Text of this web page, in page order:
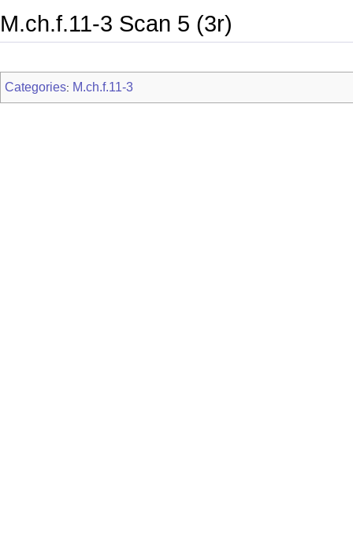
M.ch.f.11-3 Scan 5 (3r)
Categories: M.ch.f.11-3